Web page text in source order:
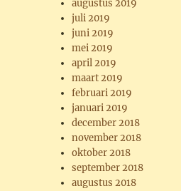
augustus 2019
juli 2019
juni 2019
mei 2019
april 2019
maart 2019
februari 2019
januari 2019
december 2018
november 2018
oktober 2018
september 2018
augustus 2018